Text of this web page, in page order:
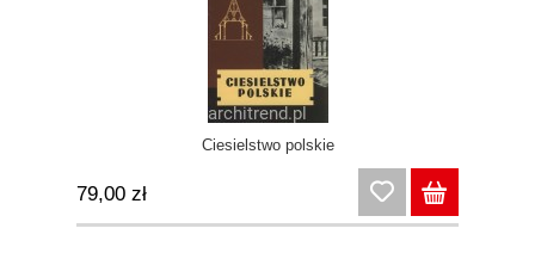
Ciesielstwo polskie
79,00 zł